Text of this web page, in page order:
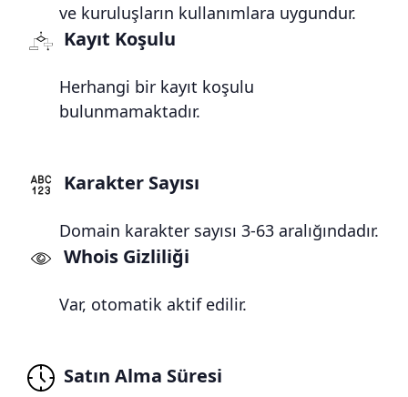
ve kuruluşların kullanımlara uygundur.
Kayıt Koşulu
Herhangi bir kayıt koşulu
bulunmamaktadır.
Karakter Sayısı
Domain karakter sayısı 3-63 aralığındadır.
Whois Gizliliği
Var, otomatik aktif edilir.
Satın Alma Süresi